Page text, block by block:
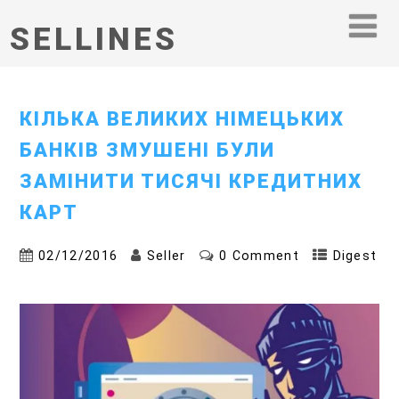
SELLINES
КІЛЬКА ВЕЛИКИХ НІМЕЦЬКИХ
БАНКІВ ЗМУШЕНІ БУЛИ
ЗАМІНИТИ ТИСЯЧІ КРЕДИТНИХ
КАРТ
02/12/2016 Seller 0 Comment Digest